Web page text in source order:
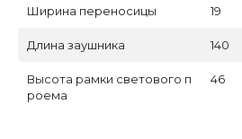
Ширина переносицы 19
Длина заушника 140
Высота рамки светового п
роема
46